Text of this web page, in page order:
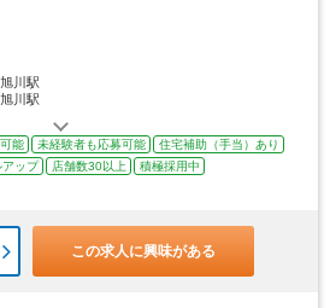
川駅
川駅
能 未経験者も応募可能
住宅補助（手当）あり
アップ 店舗数30以上
積極採用中
この求人に興味がある